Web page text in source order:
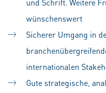
und Schrift. Weitere
wünschenswert
Sicherer Umgang in
internationalen
Gute strategische,